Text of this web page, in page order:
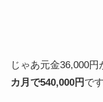
じゃあ元金36,000円
カ月で540,000円 です